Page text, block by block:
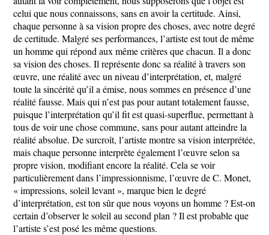
celui que nous connaissons, sans en avoir la certitude. Ainsi,
chaque personne à sa vision propre des choses, avec notre degré
de certitude. Malgré ses performances, l’artiste est tout de même
un homme qui répond aux même critères que chacun. Il a donc
sa vision des choses. Il représente donc sa réalité à travers son
œuvre, une réalité avec un niveau d’interprétation, et, malgré
toute la sincérité qu’il a émise, nous sommes en présence d’une
réalité fausse. Mais qui n’est pas pour autant totalement fausse,
puisque l’interprétation qu’il fit est quasi-superflue, permettant à
tous de voir une chose commune, sans pour autant atteindre la
réalité absolue. De surcroît, l’artiste montre sa vision interprétée,
mais chaque personne interprète également l’œuvre selon sa
propre vision, modifiant encore la réalité. Cela se voir
particulièrement dans l’impressionnisme, l’œuvre de C. Monet,
« impressions, soleil levant », marque bien le degré
d’interprétation, est ton sûr que nous voyons un homme ? Est-on
certain d’observer le soleil au second plan ? Il est probable que
l’artiste s’est posé les même questions.